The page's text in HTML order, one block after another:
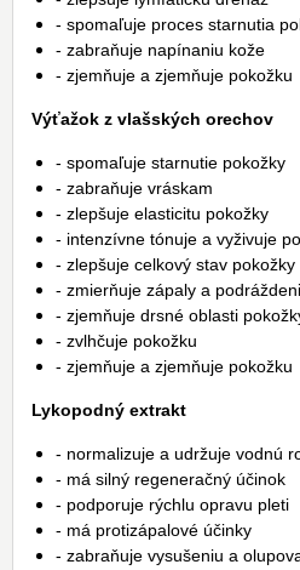
- spomaľuje proces starnutia
- zabraňuje napínaniu kože
- zjemňuje a zjemňuje pokožku
Výťažok z vlašských orechov
- spomaľuje starnutie pokožky
- zabraňuje vráskam
- zlepšuje elasticitu pokožky
- intenzívne tónuje a vyživuje
- zlepšuje celkový stav pokožky
- zmierňuje zápaly a
- zjemňuje drsné oblasti
- zvlhčuje pokožku
- zjemňuje a zjemňuje pokožku
Lykopodný extrakt
- normalizuje a udržuje vodnú
- má silný regeneračný účinok
- podporuje rýchlu opravu pleti
- má protizápalové účinky
- zabraňuje vysušeniu a